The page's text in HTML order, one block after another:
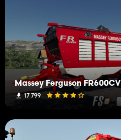
Massey Ferguson FR600CV
17 799